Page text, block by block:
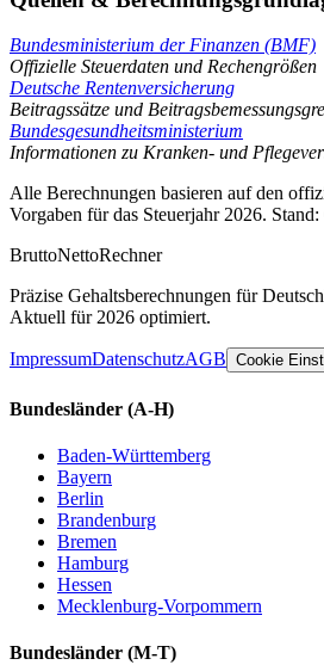
Bundesministerium der Finanzen (BMF)
Offizielle Steuerdaten und Rechengrößen
Deutsche Rentenversicherung
Beitragssätze und
Bundesgesundheitsministerium
Informationen zu Kranken- und
Alle Berechnungen basieren auf den
Vorgaben für das Steuerjahr 2026.
BruttoNettoRechner
Präzise Gehaltsberechnungen für
Aktuell für 2026 optimiert.
ImpressumDatenschutzAGB Cookie
Bundesländer (A-H)
Baden-Württemberg
Bayern
Berlin
Brandenburg
Bremen
Hamburg
Hessen
Mecklenburg-Vorpommern
Bundesländer (M-T)